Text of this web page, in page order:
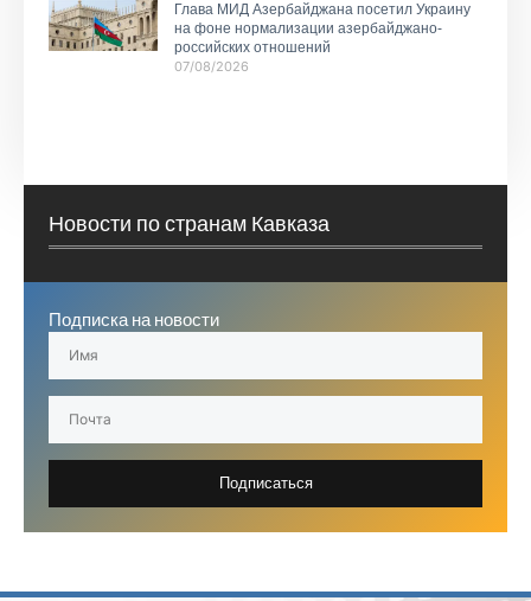
Глава МИД Азербайджана посетил Украину
на фоне нормализации азербайджано-
российских отношений
07/08/2026
Новости по странам Кавказа
Подписка на новости
Подписаться